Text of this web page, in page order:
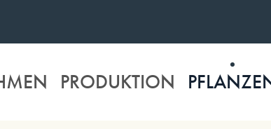
PRODUKTION